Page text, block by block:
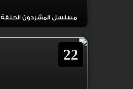
مسلسل المشردون الحلقة 23 مترجمة
22